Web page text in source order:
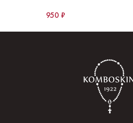
950 ₽